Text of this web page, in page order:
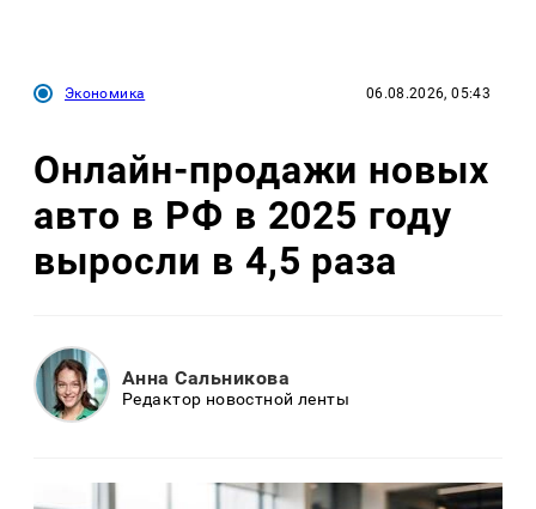
Экономика 06.08.2026, 05:43
Онлайн-продажи новых
авто в РФ в 2025 году
выросли в 4,5 раза
Анна Сальникова
Редактор новостной ленты